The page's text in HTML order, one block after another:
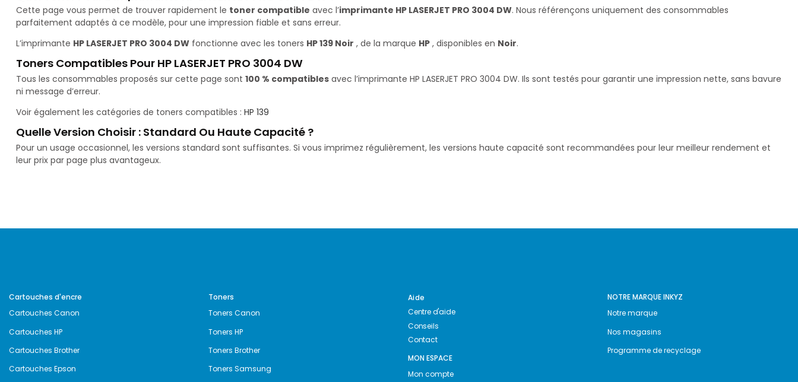
Cette page vous permet de trouver rapidement le toner compatible avec l’imprimante HP LASERJET PRO 3004 DW. Nous référençons uniquement des consommables
parfaitement adaptés à ce modèle, pour une impression fiable et sans erreur.
L’imprimante HP LASERJET PRO 3004 DW fonctionne avec les toners HP 139 Noir , de la marque HP , disponibles en Noir.
Toners Compatibles Pour HP LASERJET PRO 3004 DW
Tous les consommables proposés sur cette page sont 100 % compatibles avec l’imprimante HP LASERJET PRO 3004 DW. Ils sont testés pour garantir une impression nette, sans bavure
ni message d’erreur.
Voir également les catégories de toners compatibles : HP 139
Quelle Version Choisir : Standard Ou Haute Capacité ?
Pour un usage occasionnel, les versions standard sont suffisantes. Si vous imprimez régulièrement, les versions haute capacité sont recommandées pour leur meilleur rendement et
leur prix par page plus avantageux.
Cartouches d'encre
Cartouches Canon
Cartouches HP
Cartouches Brother
Cartouches Epson
Toners
Toners Canon
Toners HP
Toners Brother
Toners Samsung
Aide
Centre d'aide
Conseils
Contact
MON ESPACE
Mon compte
NOTRE MARQUE INKYZ
Notre marque
Nos magasins
Programme de recyclage